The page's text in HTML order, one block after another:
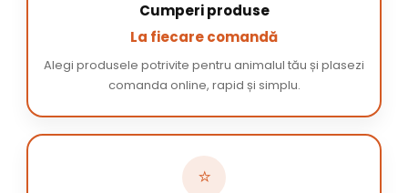
Cumperi produse
La fiecare comandă
Alegi produsele potrivite pentru animalul tău și plasezi
comanda online, rapid și simplu.
⭐